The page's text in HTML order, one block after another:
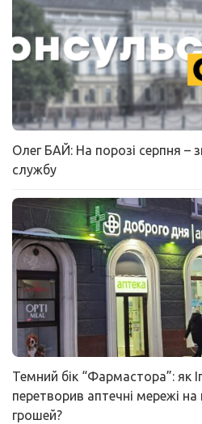
Олег БАЙ: На порозі серпня –
службу
Темний бік “Фармастора”: як
перетворив аптечні мережі
грошей?